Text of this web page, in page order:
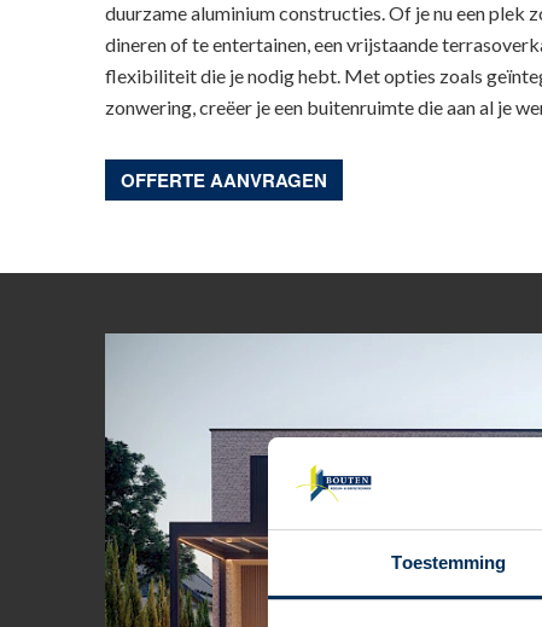
Toestemming
duurzame aluminium constructies. Of je nu een plek
dineren of te entertainen, een vrijstaande
flexibiliteit die je nodig hebt. Met opties zoals
zonwering, creëer je een buitenruimte die aan al je
OFFERTE AANVRAGEN